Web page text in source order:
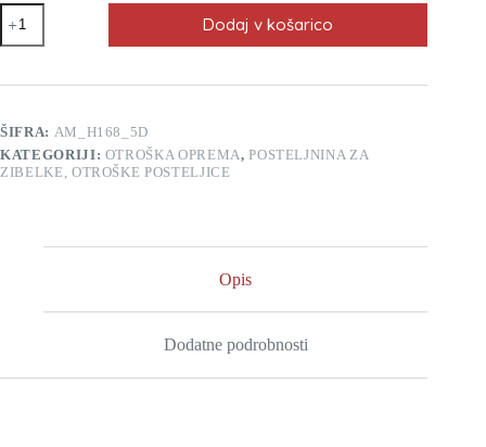
Posteljnina
za
otroško
AlberoMio
medvedek
(5
delna)
količina
Dodaj v košarico
ŠIFRA: AM_H168_5D
KATEGORIJI: OTROŠKA OPREMA,POSTELJNINA ZA
ZIBELKE, OTROŠKE POSTELJICE
Opis
Dodatne podrobnosti